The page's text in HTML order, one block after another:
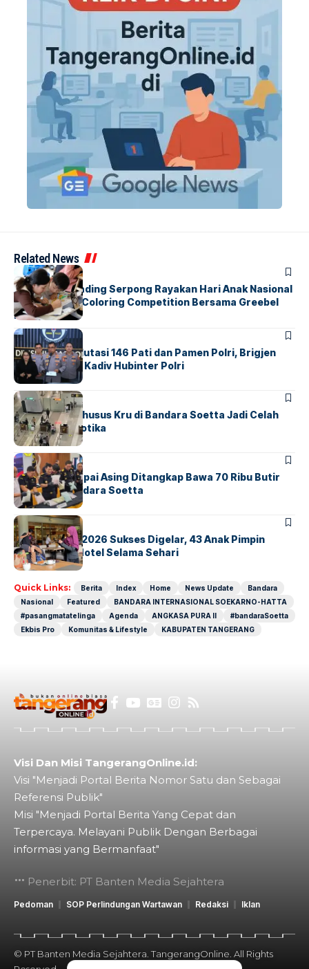
Related News
BERITAINDEX
Atria Hotel Gading Serpong Rayakan Hari Anak Nasional
Lewat Family Coloring Competition Bersama Greebel
Indonesia
BERITA
Mabes Polri Mutasi 146 Pati dan Pamen Polri, Brigjen
Untung Jabat Kadiv Hubinter Polri
BANDARABERITA
Ketika Jalur Khusus Kru di Bandara Soetta Jadi Celah
Sindikat Narkotika
BANDARA BERITA
Kopilot Maskapai Asing Ditangkap Bawa 70 Ribu Butir
Ekstasi di Bandara Soetta
BERITAINDEX
GM For A Day 2026 Sukses Digelar, 43 Anak Pimpin
Operasional Hotel Selama Sehari
Quick Links: Berita Index Home News Update
Bandara
Nasional
Featured
BANDARA INTERNASIONAL SOEKARNO-HATTA
#pasangmatatelinga
Agenda ANGKASA PURA II
#bandaraSoetta
Ekbis Pro
Komunitas & Lifestyle KABUPATEN TANGERANG
Visi Dan Misi TangerangOnline.id:
Visi "Menjadi Portal Berita Nomor Satu dan Sebagai
Referensi Publik"
Misi "Menjadi Portal Berita Yang Cepat dan
Terpercaya. Melayani Publik Dengan Berbagai
informasi yang Bermanfaat"
Penerbit: PT Banten Media Sejahtera
Pedoman SOP Perlindungan Wartawan Redaksi Iklan
© PT Banten Media Sejahtera. TangerangOnline. All Rights